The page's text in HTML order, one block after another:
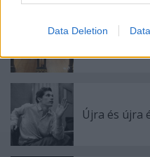
Data Deletion
Szerelmes
Újra és újra